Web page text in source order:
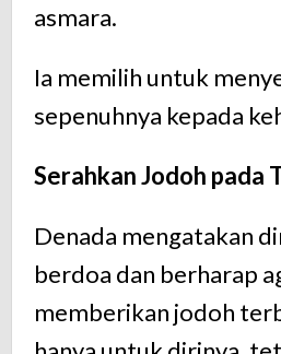
asmara.
Ia memilih untuk
sepenuhnya kepada
Serahkan Jodoh pada
Denada mengatakan
berdoa dan berharap
memberikan jodoh